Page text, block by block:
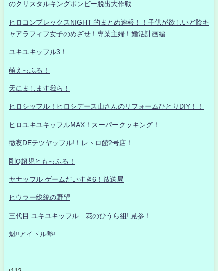
のクリスタルキングボンビー脱出大作戦
ヒロコンプレックスNIGHT 的まとめ速報！！子供が欲しいど陰キ
ャアラフィフ女子のめざせ！専業主婦！婚活計画編
ユキユキッフル3！
萌えっふる！
天にまします我ら！
ヒロシッフル！ヒロシデース山さんのリフォームひとりDIY！！
ヒロユキユキッフルMAX！スーパークッキング！
徹夜DEテツヤッフル!！レトロ館2号店！
剛Q超児ともっふる！
ヤナッフル ゲームだいすき6！放送局
ヒウラー総統の野望
三代目 ユキユキッフル 花のひうら組! 見参！
魁!!アイドル塾!